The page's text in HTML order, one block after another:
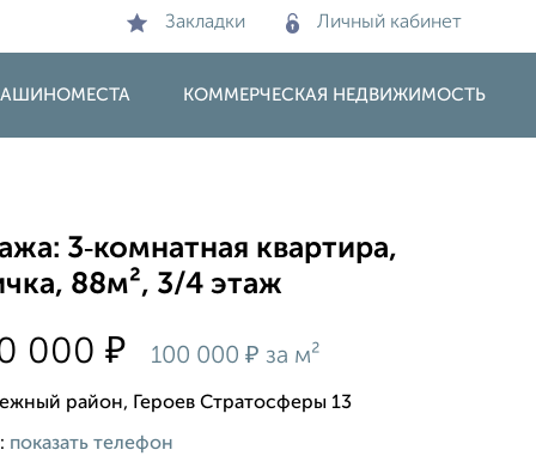
Закладки Личный кабинет
КОММЕРЧЕСКАЯ НЕДВИЖИМОСТЬ
3‑комнатная квартира,
88м², 3/4 этаж
000₽ 100 000₽ за м²
район, Героев Стратосферы 13
показать телефон